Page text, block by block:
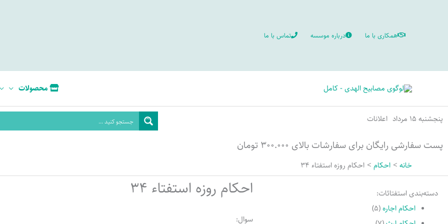
همکاری با ما درباره موسسه تماس با ما
محصولات
پنجشنبه ۱۵ مرداد اعلانات
پست سفارشی رایگان برای سفارشات بالای ۳۰۰.۰۰۰ تومان
خانه احکام احکام روزه استفتاء 34
دسته‌بندی استفتائات:
احکام اجاره(۵)
احکام روزه استفتاء 34
سوال: